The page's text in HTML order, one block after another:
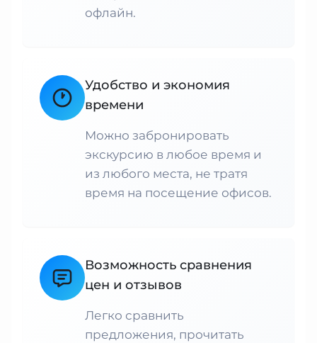
офлайн.
Удобство и экономия
времени
Можно забронировать
экскурсию в любое время и
из любого места, не тратя
время на посещение офисов.
Возможность сравнения
цен и отзывов
Легко сравнить
предложения, прочитать